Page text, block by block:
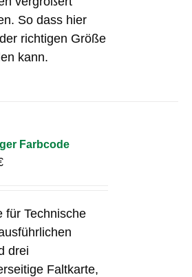
So dass hier
richtigen Größe
kann.
Farbcode
für Technische
drei
Faltkarte,